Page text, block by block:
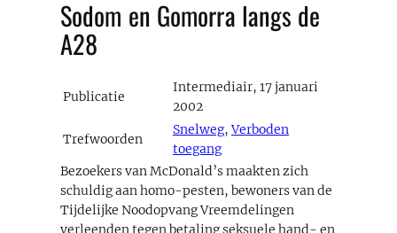
Sodom en Gomorra langs de
A28
Publicatie
Intermediair, 17 januari
2002
Trefwoorden
Snelweg,Verboden
toegang
Bezoekers van McDonald’s maakten zich
schuldig aan homo-pesten, bewoners van de
Tijdelijke Noodopvang Vreemdelingen
verleenden tegen betaling seksuele hand- en